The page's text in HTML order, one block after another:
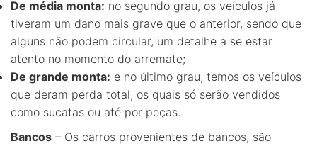
De média monta: no segundo grau, os veículos já
tiveram um dano mais grave que o anterior, sendo que
alguns não podem circular, um detalhe a se estar
atento no momento do arremate;
De grande monta: e no último grau, temos os veículos
que deram perda total, os quais só serão vendidos
como sucatas ou até por peças.
Bancos – Os carros provenientes de bancos, são